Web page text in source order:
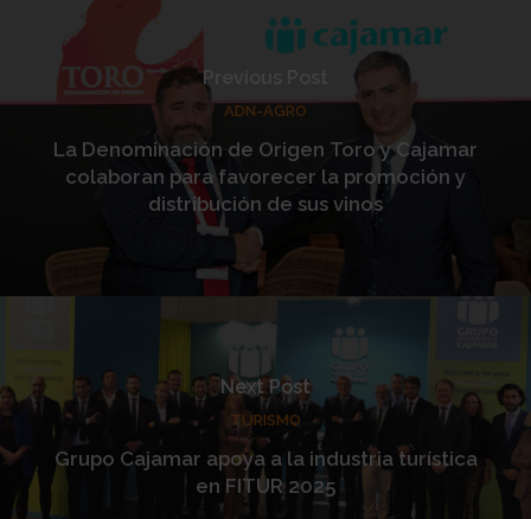
Previous Post
ADN-AGRO
La Denominación de Origen Toro y Cajamar
colaboran para favorecer la promoción y
distribución de sus vinos
Next Post
TURISMO
Grupo Cajamar apoya a la industria turística
en FITUR 2025